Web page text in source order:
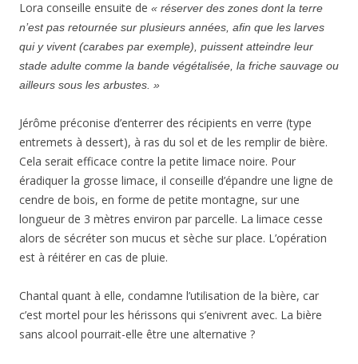
Lora conseille ensuite de « réserver des zones dont la terre
n’est pas retournée sur plusieurs années, afin que les larves
qui y vivent (carabes par exemple), puissent atteindre leur
stade adulte comme la bande végétalisée, la friche sauvage ou
ailleurs sous les arbustes. »
Jérôme préconise d’enterrer des récipients en verre (type
entremets à dessert), à ras du sol et de les remplir de bière.
Cela serait efficace contre la petite limace noire. Pour
éradiquer la grosse limace, il conseille d’épandre une ligne de
cendre de bois, en forme de petite montagne, sur une
longueur de 3 mètres environ par parcelle. La limace cesse
alors de sécréter son mucus et sèche sur place. L’opération
est à réitérer en cas de pluie.
Chantal quant à elle, condamne l’utilisation de la bière, car
c’est mortel pour les hérissons qui s’enivrent avec. La bière
sans alcool pourrait-elle être une alternative ?